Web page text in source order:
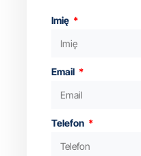
Imię
Email
Telefon